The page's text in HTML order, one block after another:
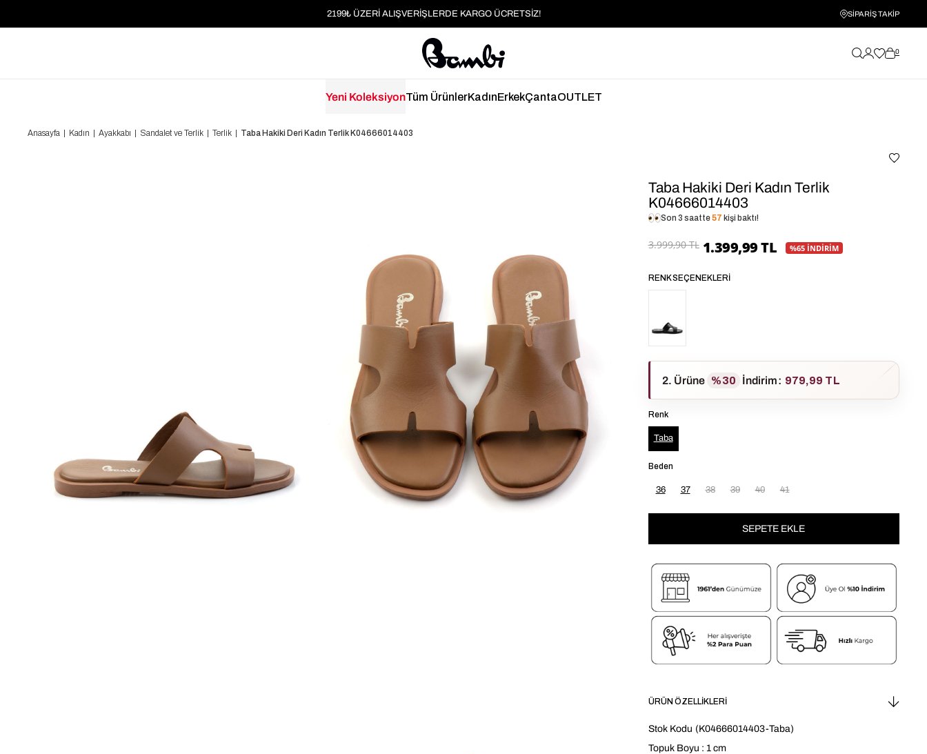
MOBİL UYGULAMAYA ÖZEL İLK ALIŞVERİŞİNİZE %5 İNDİRİM
HER SİPARİŞTE %2 PARAPUAN
2199₺ ÜZERİ ALIŞVERİŞLERDE KARGO ÜCRETSİZ!
SİPARİŞ TAKİP
0
Yeni KoleksiyonTüm ÜrünlerKadınErkekÇantaOUTLET
Anasayfa Kadın Ayakkabı Sandalet ve Terlik Terlik Taba Hakiki Deri Kadın Terlik K04666014403
Taba Hakiki Deri Kadın Terlik
K04666014403
Son 3 saatte57 kişi baktı!
3.999,90 TL 1.399,99 TL %65 İNDİRİM
RENK SEÇENEKLERI
2. Ürüne %30 İndirim: 979,99 TL
Renk
Taba
Beden
36 37 38 39 40 41
ÜRÜN ÖZELLIKLERI
Stok Kodu (K04666014403-Taba)
Topuk Boyu : 1 cm